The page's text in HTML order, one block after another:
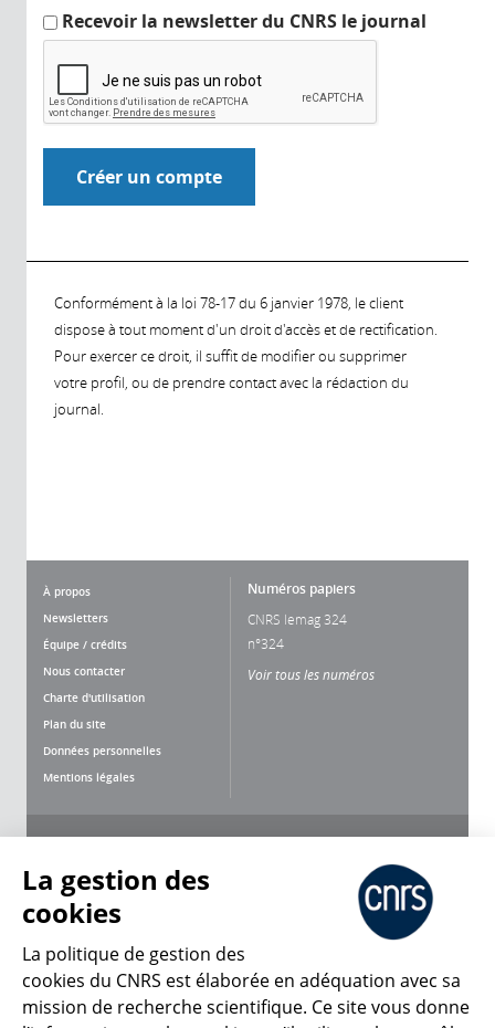
Recevoir la newsletter du CNRS le journal
Conformément à la loi 78-17 du 6 janvier 1978, le client
dispose à tout moment d'un droit d'accès et de rectification.
Pour exercer ce droit, il suffit de modifier ou supprimer
votre profil, ou de prendre contact avec la rédaction du
journal.
À propos
Newsletters
Équipe / crédits
Nous contacter
Charte d'utilisation
Plan du site
Données personnelles
Mentions légales
Numéros papiers
CNRS lemag 324
n°324
Voir tous les numéros
CNRS Le Mag
La gestion des
cookies
La politique de gestion des
cookies du CNRS est élaborée en adéquation avec sa
mission de recherche scientifique. Ce site vous donne